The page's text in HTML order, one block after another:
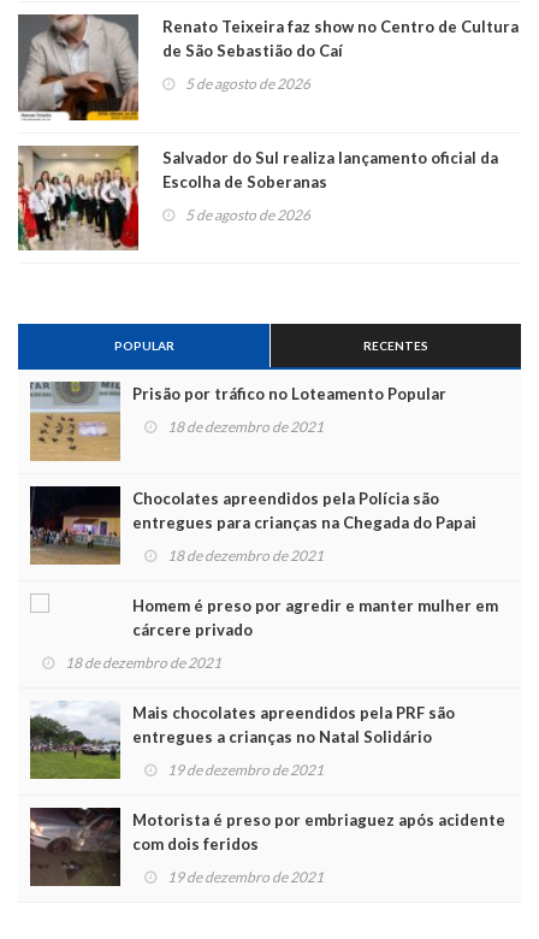
Renato Teixeira faz show no Centro de Cultura
de São Sebastião do Caí
5 de agosto de 2026
Salvador do Sul realiza lançamento oficial da
Escolha de Soberanas
5 de agosto de 2026
POPULAR RECENTES
Prisão por tráfico no Loteamento Popular
18 de dezembro de 2021
Chocolates apreendidos pela Polícia são
entregues para crianças na Chegada do Papai
Noel
18 de dezembro de 2021
Homem é preso por agredir e manter mulher em
cárcere privado
18 de dezembro de 2021
Mais chocolates apreendidos pela PRF são
entregues a crianças no Natal Solidário
19 de dezembro de 2021
Motorista é preso por embriaguez após acidente
com dois feridos
19 de dezembro de 2021